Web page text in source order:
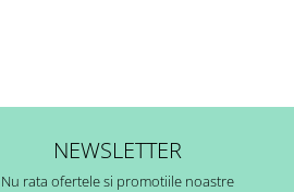
NEWSLETTER
Nu rata ofertele si promotiile noastre